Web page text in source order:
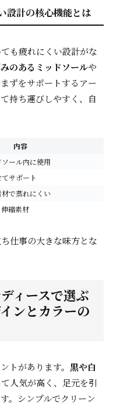
設計の核心機能とは
も疲れにくい設計がな
のあるミッドソールや
ずをサポートするアー
持ち運びしやすく、自
内容
ール内に使用
サポート
で蒸れにくい
縮素材
仕事の大きな味方とな
ィースで選ぶ
ンとカラーの
トがあります。 黒や白
人気が高く、足元を引
。シンプルでクリーン